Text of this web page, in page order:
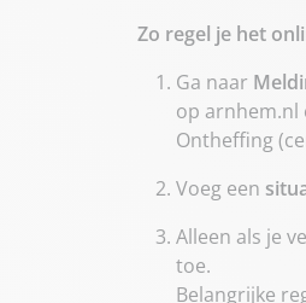
Zo regel je het
Ga naar
op arnhem.nl
Ontheffing
Voeg een
Alleen als je
toe.
Belangrijke